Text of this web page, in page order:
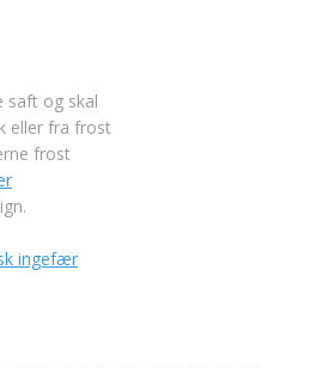
saft og skal
eller fra frost
frost
ingefær